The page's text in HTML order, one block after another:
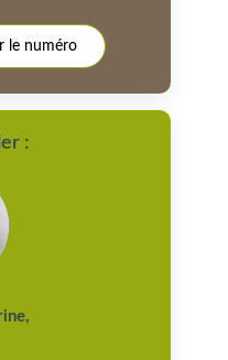
le numéro
:
,